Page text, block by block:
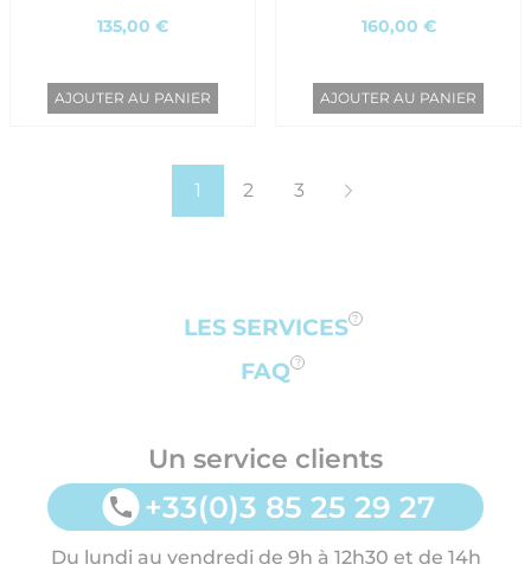
135,00 €
AJOUTER AU PANIER
160,00 €
AJOUTER AU PANIER
1 2 3
LES SERVICES
FAQ
Un service clients
+33(0)3 85 25 29 27
Du lundi au vendredi de 9h à 12h30 et de 14h